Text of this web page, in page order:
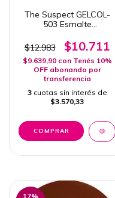
The Suspect GELCOL-
503 Esmalte
Mask 15ml Colección
Mystery
$12.983 $10.711
$9.639,90 con Tenés 10%
OFF abonando por
transferencia
3 cuotas sin interés de
$3.570,33
17%